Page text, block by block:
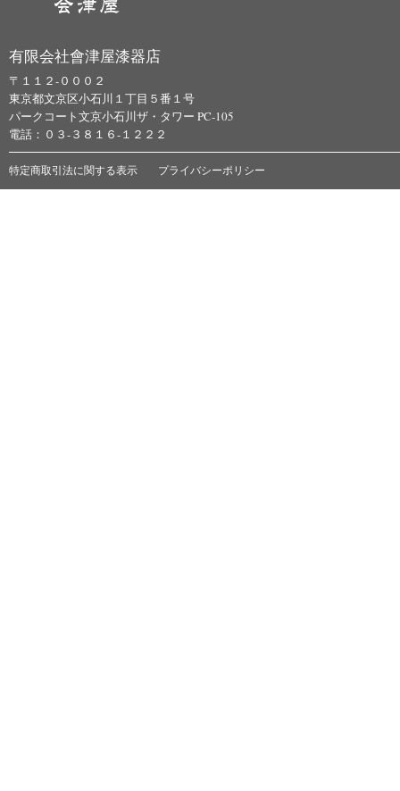
有限会社會津屋漆器店
〒１１２-０００２
東京都文京区小石川１丁目５番１号
パークコート文京小石川ザ・タワー PC-105
電話：０３-３８１６-１２２２
特定商取引法に関する表示 プライバシーポリシー